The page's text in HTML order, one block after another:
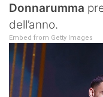
Donnarumma
dell’anno.
Embed from Getty Images